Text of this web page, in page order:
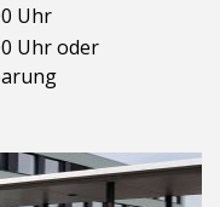
Uhr
Uhr oder